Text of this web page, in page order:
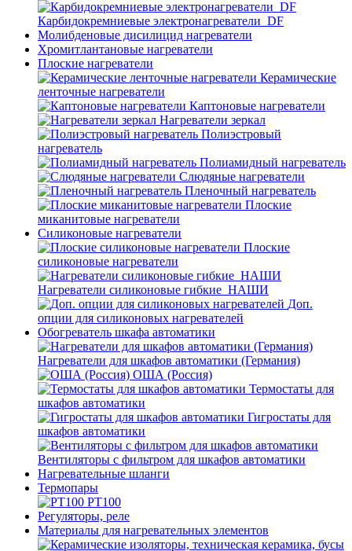
Карбидокремниевые электронагреватели_DF
Молибденовые дисилицид нагреватели
Хромитлантановые нагреватели
Плоские нагреватели
Керамические
ленточные нагреватели
Каптоновые нагреватели
Нагреватели зеркал
Полиэстровый
нагреватель
Полиамидный нагреватель
Слюдяные нагреватели
Пленочный нагреватель
Плоские
миканитовые нагреватели
Силиконовые нагреватели
Плоские
силиконовые нагреватели
Нагреватели силиконовые гибкие_НАШИ
Доп.
опции для силиконовых нагревателей
Обогреватель шкафа автоматики
Нагреватели для шкафов автоматики (Германия)
ОША (Россия)
Термостаты для
шкафов автоматики
Гигростаты для
шкафов автоматики
Вентиляторы с фильтром для шкафов автоматики
Нагревательные шланги
Термопары
PT100
Регуляторы, реле
Материалы для нагревательных элементов